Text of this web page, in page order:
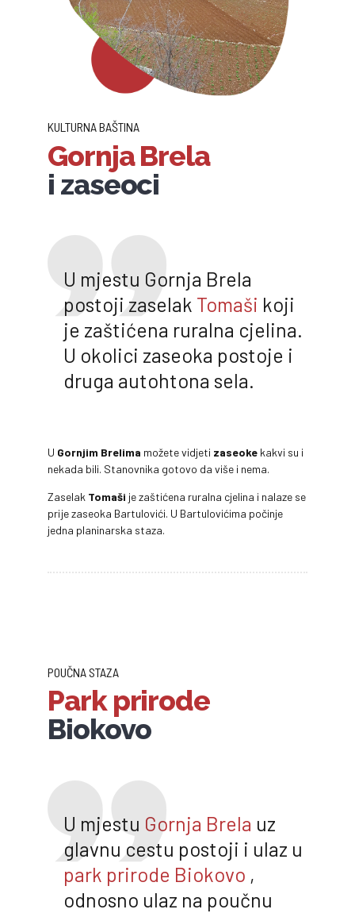
KULTURNA BAŠTINA
Gornja Brela
i zaseoci
U mjestu Gornja Brela
postoji zaselak Tomaši koji
je zaštićena ruralna cjelina.
U okolici zaseoka postoje i
druga autohtona sela.
U Gornjim Brelima možete vidjeti zaseoke kakvi su i
nekada bili. Stanovnika gotovo da više i nema.
Zaselak Tomaši je zaštićena ruralna cjelina i nalaze se
prije zaseoka Bartulovići. U Bartulovićima počinje
jedna planinarska staza.
POUČNA STAZA
Park prirode
Biokovo
U mjestu Gornja Brela uz
glavnu cestu postoji i ulaz u
park prirode Biokovo ,
odnosno ulaz na poučnu